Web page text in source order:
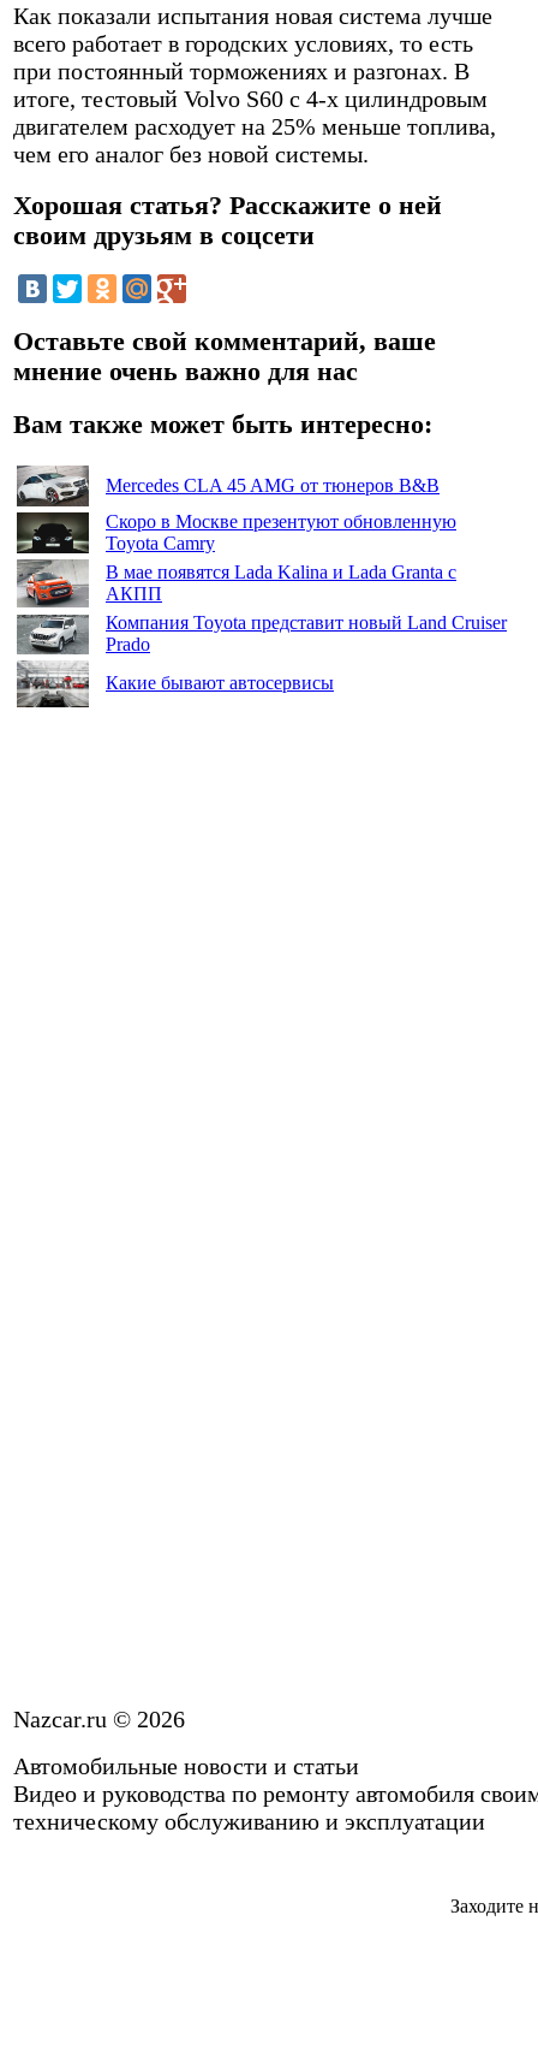
Как показали испытания новая система лучше
всего работает в городских условиях, то есть
при постоянный торможениях и разгонах. В
итоге, тестовый Volvo S60 с 4-х цилиндровым
двигателем расходует на 25% меньше топлива,
чем его аналог без новой системы.
Хорошая статья? Расскажите о ней
своим друзьям в соцсети
Оставьте свой комментарий, ваше
мнение очень важно для нас
Вам также может быть интересно:
Mercedes CLA 45 AMG от тюнеров B&B
Скоро в Москве презентуют обновленную
Toyota Camry
В мае появятся Lada Kalina и Lada Granta с
АКПП
Компания Toyota представит новый Land Cruiser
Prado
Какие бывают автосервисы
Nazcar.ru © 2026
Автомобильные новости и статьи
Видео и руководства по ремонту автомобиля
техническому обслуживанию и эксплуатации
Заходите